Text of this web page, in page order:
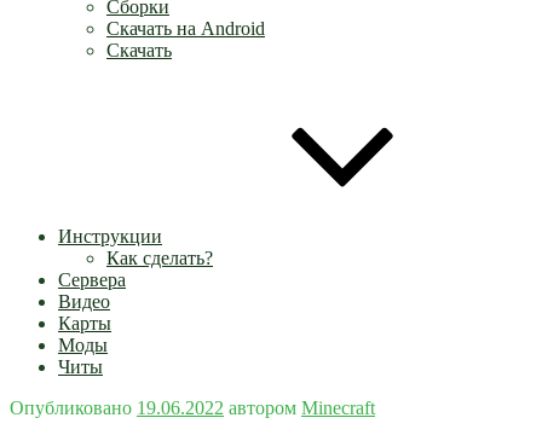
Сборки
Скачать на Android
Скачать
Инструкции
Как сделать?
Сервера
Видео
Карты
Моды
Читы
Опубликовано 19.06.2022 автором Minecraft